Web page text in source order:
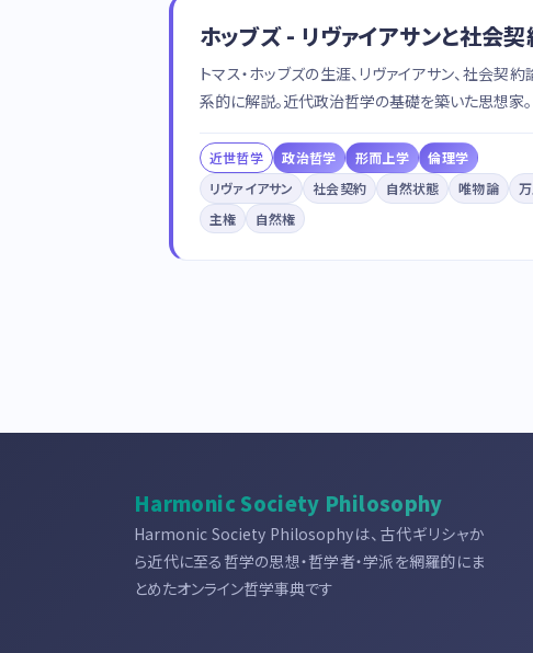
ホッブズ - リヴァイアサンと社会
トマス・ホッブズの生涯、リヴァイアサン、社会契
系的に解説。近代政治哲学の基礎を築いた思想家。
近世哲学 政治哲学 形而上学
倫理学
リヴァイアサン
社会契約 自然状態 唯物論
主権
自然権
Harmonic Society Philosophy
Harmonic Society Philosophyは、古代ギリシャか
ら近代に至る哲学の思想・哲学者・学派を網羅的にま
とめたオンライン哲学事典です